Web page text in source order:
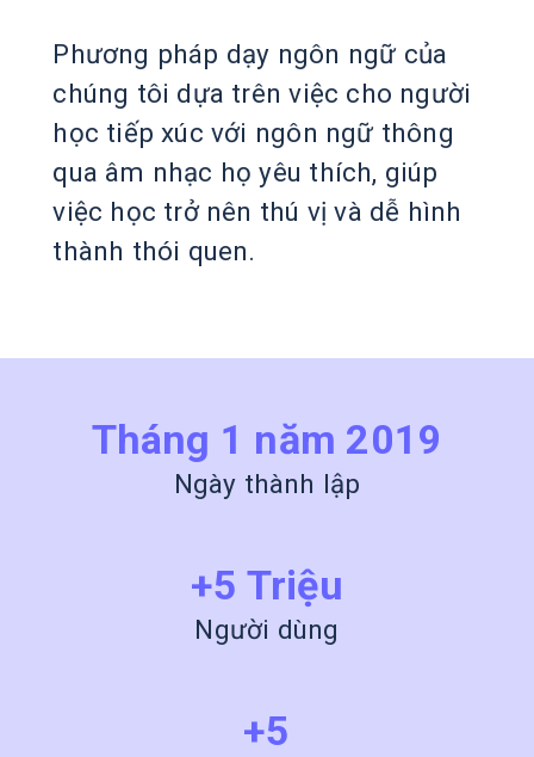
Phương pháp dạy ngôn ngữ của
chúng tôi dựa trên việc cho người
học tiếp xúc với ngôn ngữ thông
qua âm nhạc họ yêu thích, giúp
việc học trở nên thú vị và dễ hình
thành thói quen.
Tháng 1 năm 2019
Ngày thành lập
+5 Triệu
Người dùng
+5